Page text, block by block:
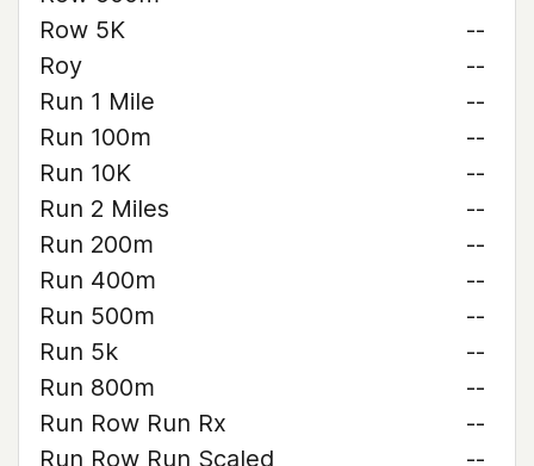
Row 5K
--
Roy
--
Run 1 Mile
--
Run 100m
--
Run 10K
--
Run 2 Miles
--
Run 200m
--
Run 400m
--
Run 500m
--
Run 5k
--
Run 800m
--
Run Row Run Rx
--
Run Row Run Scaled
--